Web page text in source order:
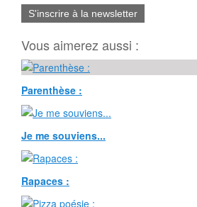
S'inscrire à la newsletter
Vous aimerez aussi :
Parenthèse :
Je me souviens...
Rapaces :